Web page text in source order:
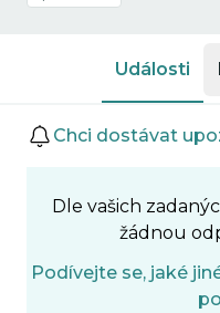
Události
Události
Chci dostávat
Dle vašich
žádnou
Podívejte se, jaké